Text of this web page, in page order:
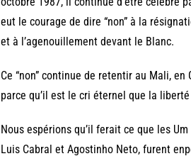
eut le courage de dire “non” à la
et à l’agenouillement devant le Blanc.
Ce “non” continue de retentir au Mali,
parce qu’il est le cri éternel que la
Nous espérions qu’il ferait ce que les
Luis Cabral et Agostinho Neto, furent